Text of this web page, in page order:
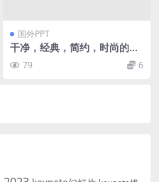
国外PPT
干净，经典，简约，时尚的PP
T模板
79 6